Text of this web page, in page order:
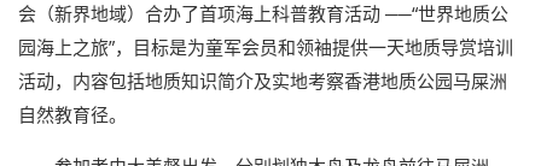
会（新界地域）合办了首项海上科普教育活动 ──“世界地质公
园海上之旅”，目标是为童军会员和领袖提供一天地质导赏培训
活动，内容包括地质知识简介及实地考察香港地质公园马屎洲
自然教育径。